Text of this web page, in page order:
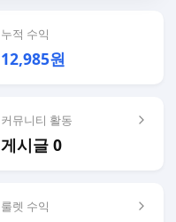
누적 수익
12,985원
커뮤니티 활동
게시글 0
룰렛 수익